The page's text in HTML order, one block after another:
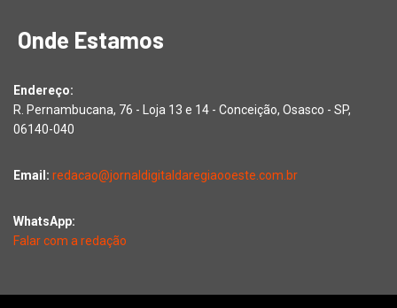
Onde Estamos
Endereço:
R. Pernambucana, 76 - Loja 13 e 14 - Conceição, Osasco - SP,
06140-040
Email: redacao@jornaldigitaldaregiaooeste.com.br
WhatsApp:
Falar com a redação